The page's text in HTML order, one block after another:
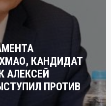
КАНДИДАТ
АЛЕКСЕЙ
ПРОТИВ